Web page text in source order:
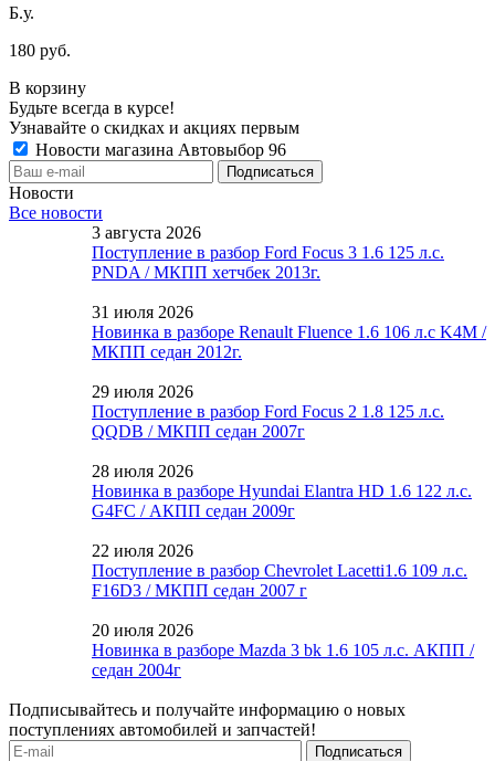
Б.у.
180 руб.
В корзину
Будьте всегда в курсе!
Узнавайте о скидках и акциях первым
Новости магазина Автовыбор 96
Новости
Все новости
3 августа 2026
Поступление в разбор Ford Focus 3 1.6 125 л.с.
PNDA / МКПП хетчбек 2013г.
31 июля 2026
Новинка в разборе Renault Fluence 1.6 106 л.с K4M /
МКПП седан 2012г.
29 июля 2026
Поступление в разбор Ford Focus 2 1.8 125 л.с.
QQDB / МКПП седан 2007г
28 июля 2026
Новинка в разборе Hyundai Elantra HD 1.6 122 л.с.
G4FC / АКПП седан 2009г
22 июля 2026
Поступление в разбор Chevrolet Lacetti1.6 109 л.с.
F16D3 / МКПП седан 2007 г
20 июля 2026
Новинка в разборе Mazda 3 bk 1.6 105 л.с. АКПП /
седан 2004г
Подписывайтесь и получайте информацию о новых
поступлениях автомобилей и запчастей!